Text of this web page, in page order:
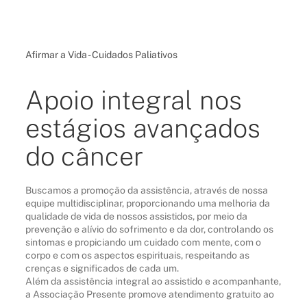
Afirmar a Vida - Cuidados Paliativos
Apoio integral nos
estágios avançados
do câncer
Buscamos a promoção da assistência, através de nossa
equipe multidisciplinar, proporcionando uma melhoria da
qualidade de vida de nossos assistidos, por meio da
prevenção e alívio do sofrimento e da dor, controlando os
sintomas e propiciando um cuidado com mente, com o
corpo e com os aspectos espirituais, respeitando as
crenças e significados de cada um.
Além da assistência integral ao assistido e acompanhante,
a Associação Presente promove atendimento gratuito ao